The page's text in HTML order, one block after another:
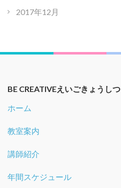
2017年12月
BE CREATIVEえいごきょうしつ
ホーム
教室案内
講師紹介
年間スケジュール